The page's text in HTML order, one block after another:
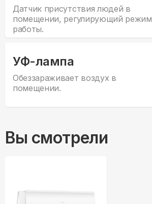
Датчик присутствия людей в
помещении, регулирующий режим
работы.
УФ-лампа
Обеззараживает воздух в
помещении.
Вы смотрели